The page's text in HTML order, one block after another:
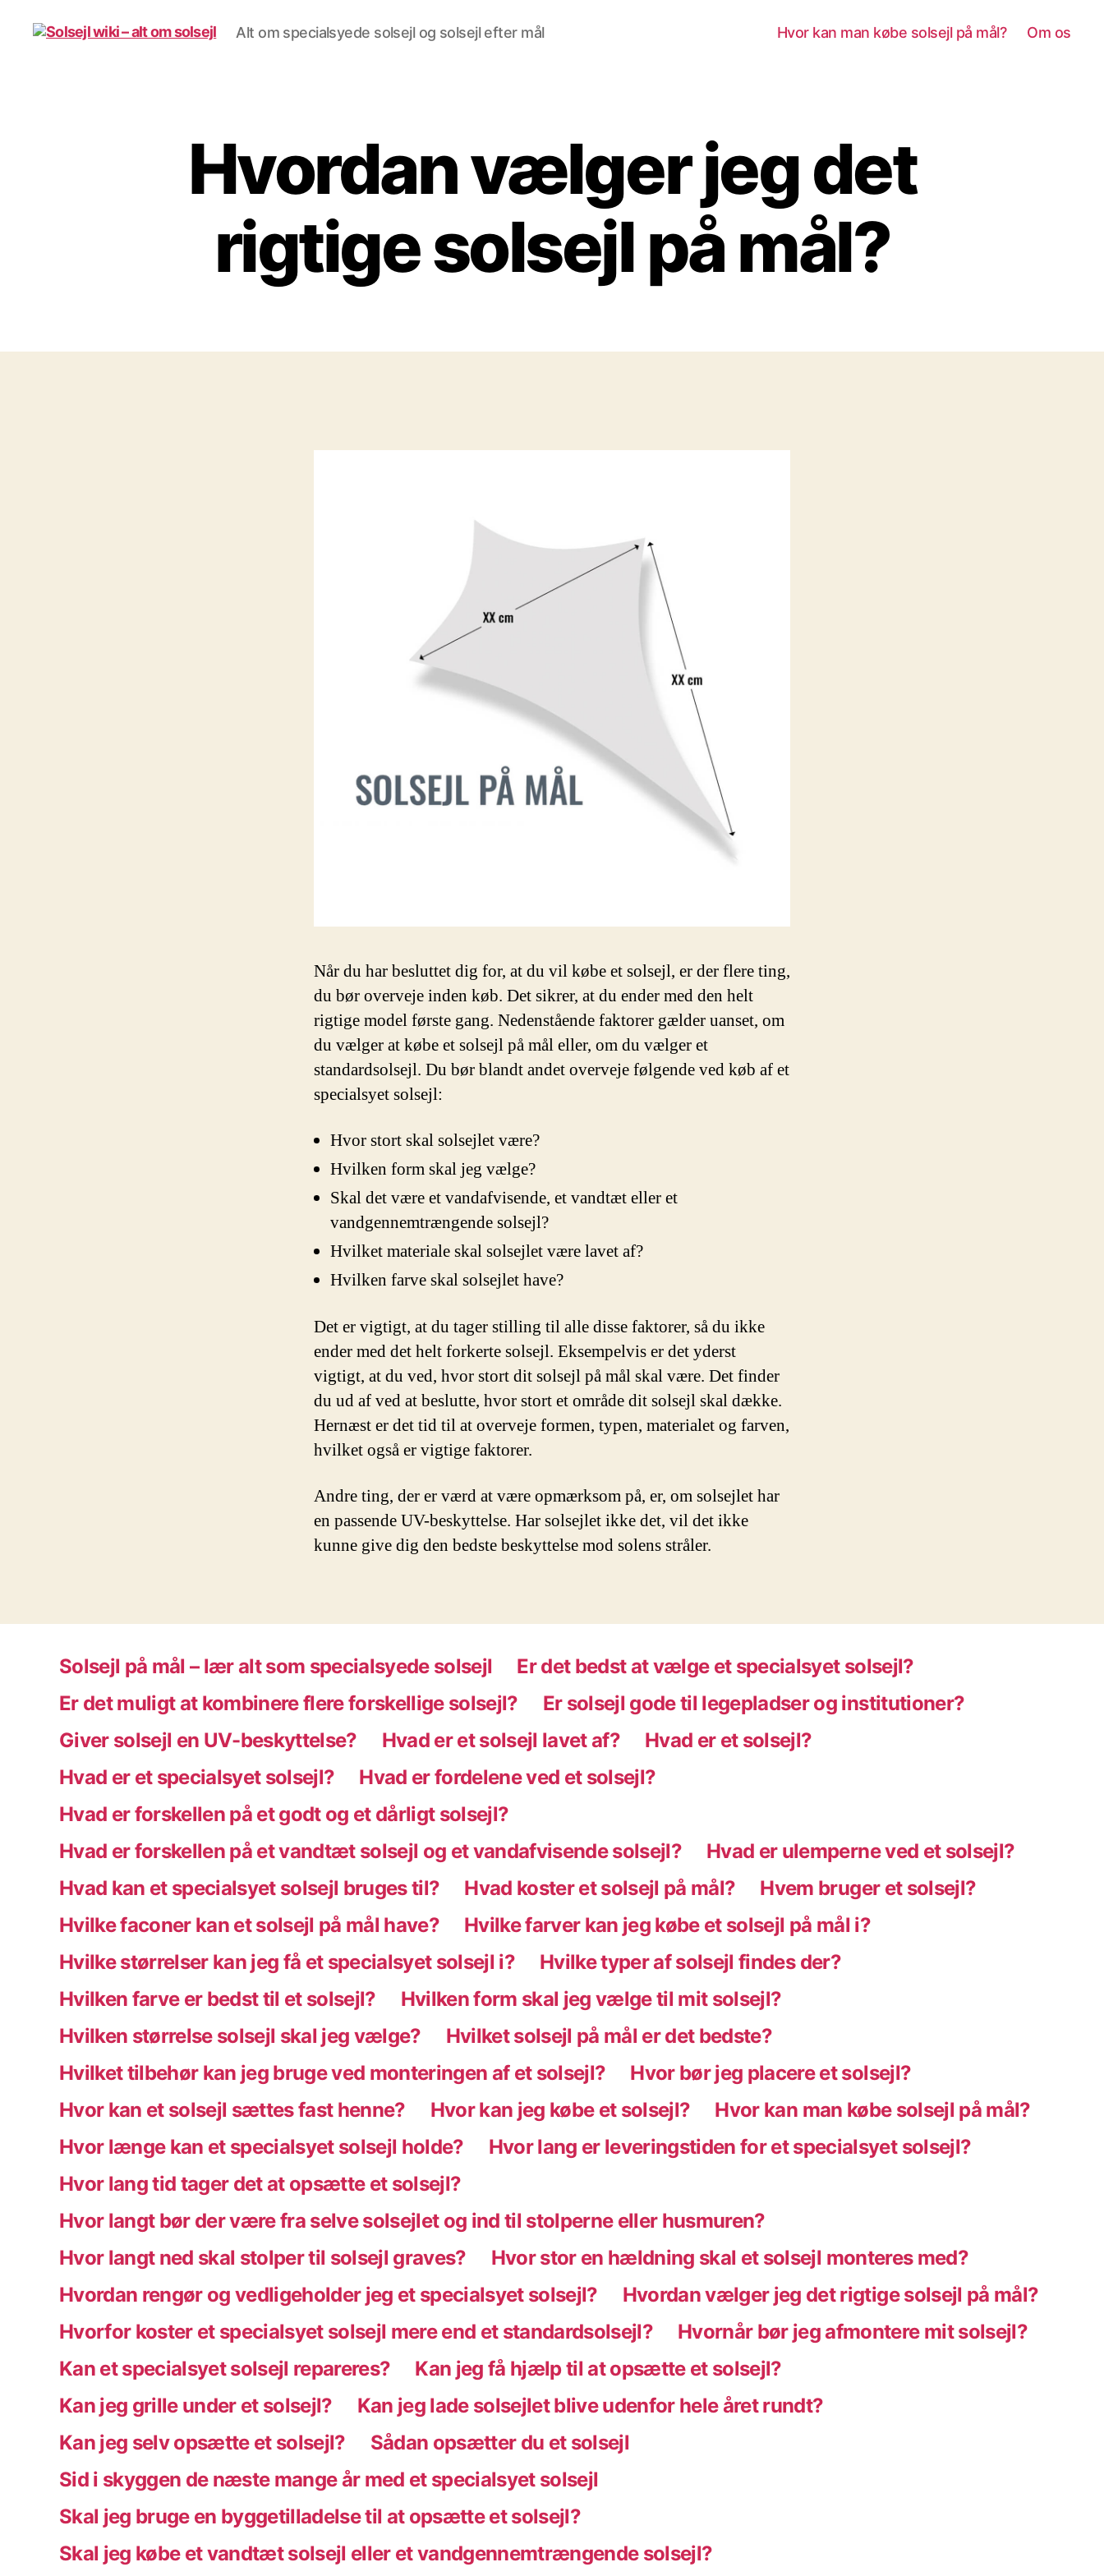
Alt om specialsyede solsejl og solsejl efter mål Hvor kan man købe solsejl på mål? Om os
Hvordan vælger jeg det
rigtige solsejl på mål?
Når du har besluttet dig for, at du vil købe et solsejl, er der flere ting,
du bør overveje inden køb. Det sikrer, at du ender med den helt
rigtige model første gang. Nedenstående faktorer gælder uanset, om
du vælger at købe et solsejl på mål eller, om du vælger et
standardsolsejl. Du bør blandt andet overveje følgende ved køb af et
specialsyet solsejl:
Hvor stort skal solsejlet være?
Hvilken form skal jeg vælge?
Skal det være et vandafvisende, et vandtæt eller et
vandgennemtrængende solsejl?
Hvilket materiale skal solsejlet være lavet af?
Hvilken farve skal solsejlet have?
Det er vigtigt, at du tager stilling til alle disse faktorer, så du ikke
ender med det helt forkerte solsejl. Eksempelvis er det yderst
vigtigt, at du ved, hvor stort dit solsejl på mål skal være. Det finder
du ud af ved at beslutte, hvor stort et område dit solsejl skal dække.
Hernæst er det tid til at overveje formen, typen, materialet og farven,
hvilket også er vigtige faktorer.
Andre ting, der er værd at være opmærksom på, er, om solsejlet har
en passende UV-beskyttelse. Har solsejlet ikke det, vil det ikke
kunne give dig den bedste beskyttelse mod solens stråler.
Solsejl på mål – lær alt som specialsyede solsejl
Er det bedst at vælge et specialsyet solsejl?
Er det muligt at kombinere flere forskellige solsejl?
Er solsejl gode til legepladser og institutioner?
Giver solsejl en UV-beskyttelse?
Hvad er et solsejl lavet af?
Hvad er et solsejl?
Hvad er et specialsyet solsejl?
Hvad er fordelene ved et solsejl?
Hvad er forskellen på et godt og et dårligt solsejl?
Hvad er forskellen på et vandtæt solsejl og et vandafvisende solsejl?
Hvad er ulemperne ved et solsejl?
Hvad kan et specialsyet solsejl bruges til?
Hvad koster et solsejl på mål?
Hvem bruger et solsejl?
Hvilke faconer kan et solsejl på mål have?
Hvilke farver kan jeg købe et solsejl på mål i?
Hvilke størrelser kan jeg få et specialsyet solsejl i?
Hvilke typer af solsejl findes der?
Hvilken farve er bedst til et solsejl?
Hvilken form skal jeg vælge til mit solsejl?
Hvilken størrelse solsejl skal jeg vælge?
Hvilket solsejl på mål er det bedste?
Hvilket tilbehør kan jeg bruge ved monteringen af et solsejl?
Hvor bør jeg placere et solsejl?
Hvor kan et solsejl sættes fast henne?
Hvor kan jeg købe et solsejl?
Hvor kan man købe solsejl på mål?
Hvor længe kan et specialsyet solsejl holde?
Hvor lang er leveringstiden for et specialsyet solsejl?
Hvor lang tid tager det at opsætte et solsejl?
Hvor langt bør der være fra selve solsejlet og ind til stolperne eller husmuren?
Hvor langt ned skal stolper til solsejl graves?
Hvor stor en hældning skal et solsejl monteres med?
Hvordan rengør og vedligeholder jeg et specialsyet solsejl?
Hvordan vælger jeg det rigtige solsejl på mål?
Hvorfor koster et specialsyet solsejl mere end et standardsolsejl?
Hvornår bør jeg afmontere mit solsejl?
Kan et specialsyet solsejl repareres?
Kan jeg få hjælp til at opsætte et solsejl?
Kan jeg grille under et solsejl?
Kan jeg lade solsejlet blive udenfor hele året rundt?
Kan jeg selv opsætte et solsejl?
Sådan opsætter du et solsejl
Sid i skyggen de næste mange år med et specialsyet solsejl
Skal jeg bruge en byggetilladelse til at opsætte et solsejl?
Skal jeg købe et vandtæt solsejl eller et vandgennemtrængende solsejl?